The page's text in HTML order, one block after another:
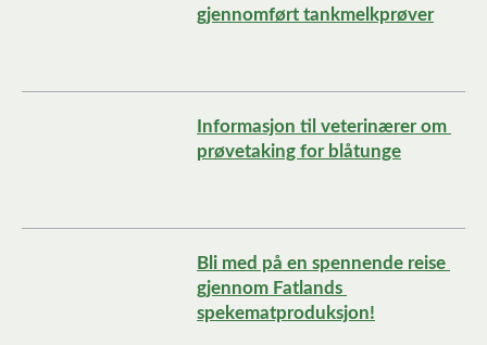
gjennomført tankmelkprøver
Informasjon til veterinærer om
prøvetaking for blåtunge
Bli med på en spennende reise
gjennom Fatlands
spekematproduksjon!